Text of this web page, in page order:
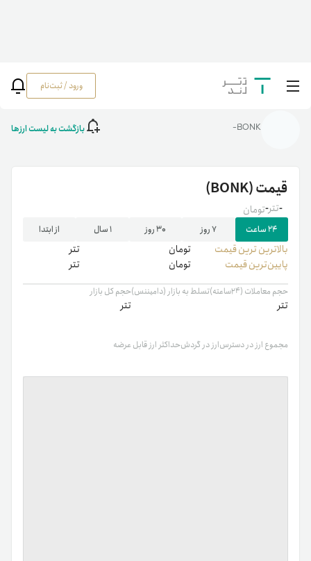
ورود / ثبت‌نام خانه رمزارزها/ قیمت بونک | خرید BONK | نمودار قیمت لحظه‌ای بونک (BONK)
BONK- بازگشت به لیست ارزها
قیمت(BONK)
-تومان -تتر
۲۴ ساعت ۷ روز ۳۰ روز ۱ سال از ابتدا
بالاترین ‌ترین قیمت تومان
تتر
پایین‌ترین قیمت
تومان تتر
حجم معاملات (۲۴ساعته)
تتر
تسلط به بازار (دامیننس)حجم کل بازار
تتر
مجموع ارز در دسترسارز در گردشحداکثر ارز قابل عرضه